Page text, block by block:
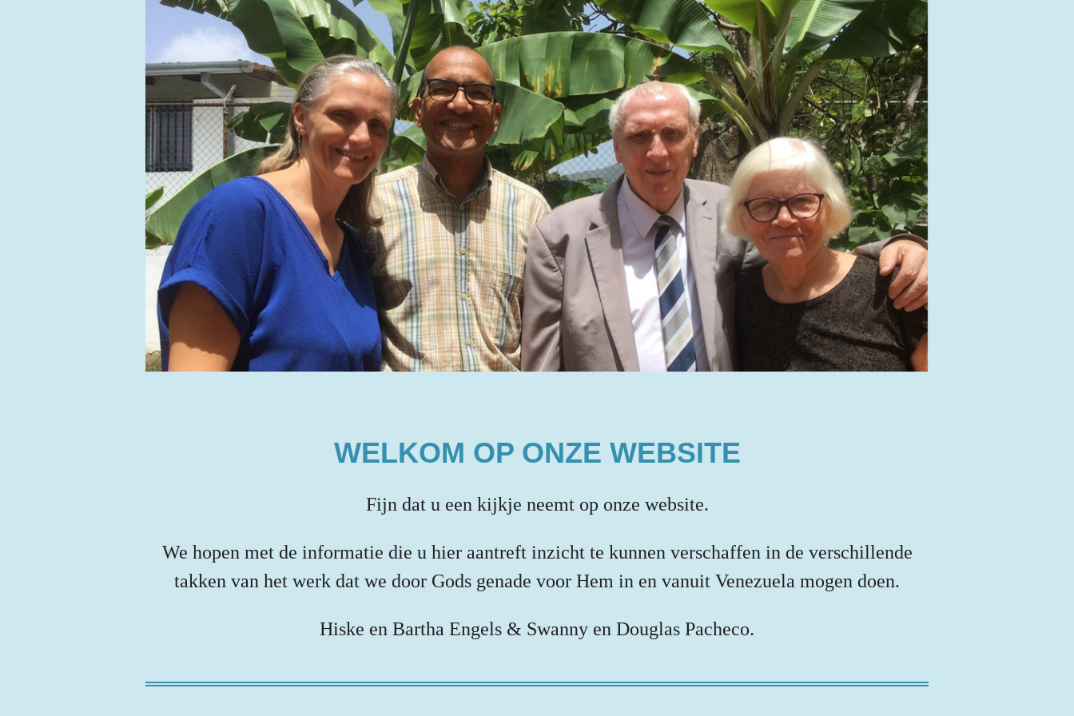
WELKOM OP ONZE WEBSITE
Fijn dat u een kijkje neemt op onze website.
We hopen met de informatie die u hier aantreft inzicht te kunnen verschaffen in de verschillende
takken van het werk dat we door Gods genade voor Hem in en vanuit Venezuela mogen doen.
Hiske en Bartha Engels & Swanny en Douglas Pacheco.